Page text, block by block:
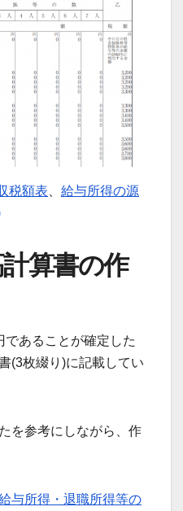
税額表、 給与所得の源
算書の作
であることが確定した
(3枚綴り)に記載してい
を参考にしながら、作
与所得・退職所得等の